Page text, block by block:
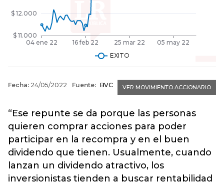
“Ese repunte se da porque las personas
quieren comprar acciones para poder
participar en la recompra y en el buen
dividendo que tienen. Usualmente, cuando
lanzan un dividendo atractivo, los
inversionistas tienden a buscar rentabilidad